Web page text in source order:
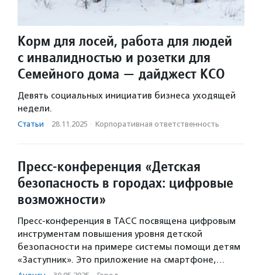
Корм для лосей, работа для людей
с инвалидностью и розетки для
Семейного дома — дайджест КСО
Девять социальных инициатив бизнеса уходящей
недели.
Статьи · 28.11.2025 · Корпоративная ответственность
Пресс-конференция «Детская
безопасность в городах: цифровые
возможности»
Пресс-конференция в ТАСС посвящена цифровым
инструментам повышения уровня детской
безопасности на примере системы помощи детям
«Заступник». Это приложение на смартфоне,…